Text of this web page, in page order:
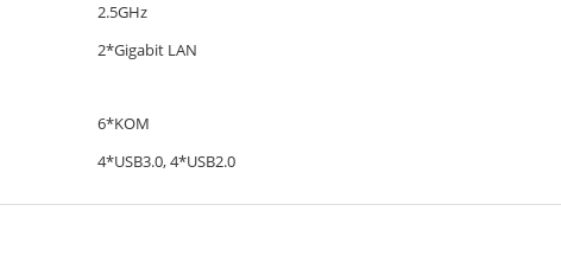
2.5GHz
2*Gigabit LAN
6*ΚΟΜ
4*USB3.0, 4*USB2.0